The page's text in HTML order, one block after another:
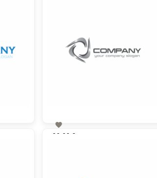

90,00 €